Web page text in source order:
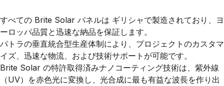
すべての Brite Solar パネルは ギリシャで製造されており、 ヨ
ーロッパ品質と迅速な納品を保証します。
パトラの垂直統合型生産体制により、 プロジェクトのカスタマ
イズ、 迅速な物流、および技術サポート が可能です。
Brite Solar の特許取得済みナノコーティング技術は、 紫外線
（UV） を赤色光に変換し、 光合成に最も有益な波長を作り出